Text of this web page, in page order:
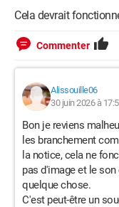
Cela devrait
Commenter
Alissouille06
30 juin 2026 à
Bon je reviens
les branchement
la notice, cela ne
pas d'image et le
quelque chose.
C'est peut-être un